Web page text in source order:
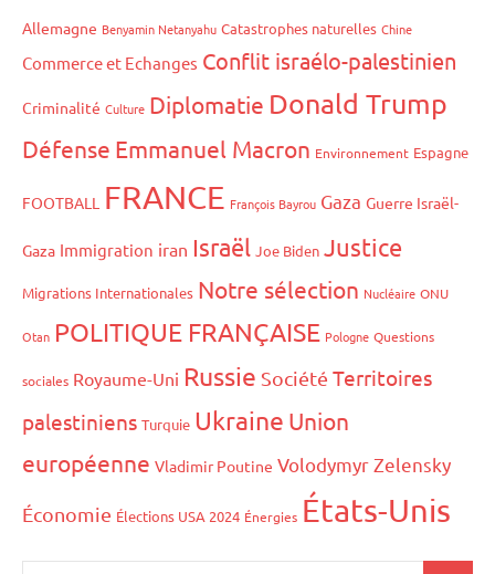
Allemagne Benyamin Netanyahu Catastrophes naturelles Chine
Commerce et Echanges Conflit israélo-palestinien
Criminalité Culture Diplomatie Donald Trump
Défense Emmanuel Macron Environnement Espagne
FOOTBALL FRANCE François Bayrou Gaza Guerre Israël-
Gaza Immigration iran Israël Joe Biden Justice
Migrations Internationales Notre sélection Nucléaire ONU
Otan POLITIQUE FRANÇAISE Pologne Questions
sociales Royaume-Uni Russie Société Territoires
palestiniens Turquie Ukraine Union
européenne Vladimir Poutine Volodymyr Zelensky
Économie Élections USA 2024 Énergies États-Unis